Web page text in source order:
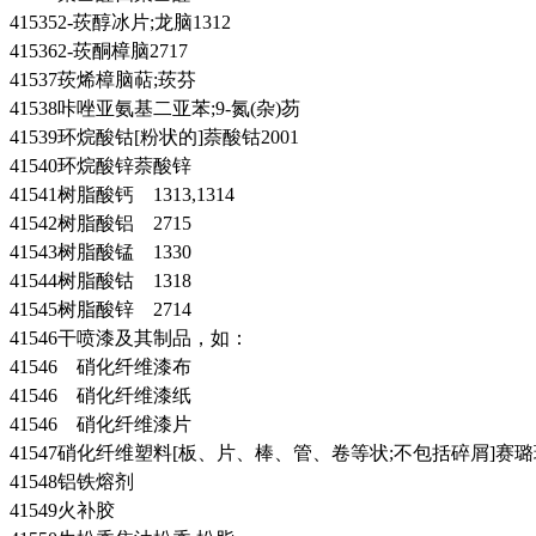
415352-莰醇冰片;龙脑1312
415362-莰酮樟脑2717
41537莰烯樟脑萜;莰芬
41538咔唑亚氨基二亚苯;9-氮(杂)芴
41539环烷酸钴[粉状的]萘酸钴2001
41540环烷酸锌萘酸锌
41541树脂酸钙 1313,1314
41542树脂酸铝 2715
41543树脂酸锰 1330
41544树脂酸钴 1318
41545树脂酸锌 2714
41546干喷漆及其制品，如：
41546 硝化纤维漆布
41546 硝化纤维漆纸
41546 硝化纤维漆片
41547硝化纤维塑料[板、片、棒、管、卷等状;不包括碎屑]赛
41548铝铁熔剂
41549火补胶